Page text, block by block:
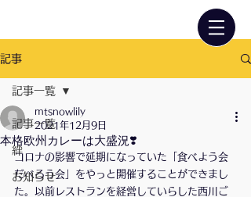
記事
記事一覧
絆
お知らせ
記事一覧
本格欧州カレーは大盛況❣️
mtsnowlily
2021年12月9日
コロナの影響で延期になっていた「食べよう会
だべろう会」をやっと開催することができまし
た。以前レストランを経営していらした西川ご